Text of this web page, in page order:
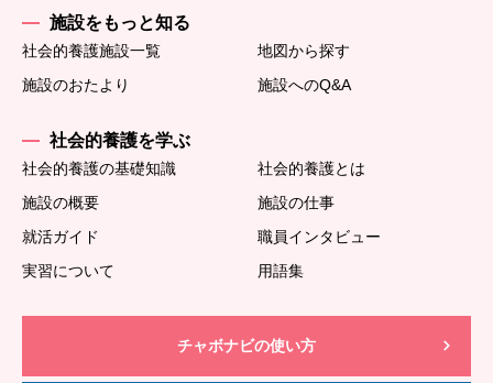
施設をもっと知る
社会的養護施設一覧
地図から探す
施設のおたより
施設へのQ&A
社会的養護を学ぶ
社会的養護の基礎知識
社会的養護とは
施設の概要
施設の仕事
就活ガイド
職員インタビュー
実習について
用語集
チャボナビの使い方